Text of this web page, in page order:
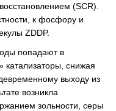
(SCR).
к фосфору и
ZDDP.
попадают в
катализаторы, снижая
выходу из
возникла
зольности, серы